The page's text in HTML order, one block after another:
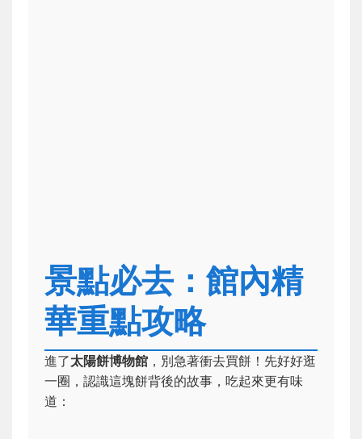
景點必去：館內精
華重點攻略
進了太陽餅博物館 ，別急著衝去買餅！先好好逛
一圈，認識這塊餅背後的故事，吃起來更有味
道：